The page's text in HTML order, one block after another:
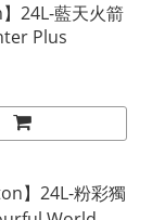
24L-藍天火箭
Plus